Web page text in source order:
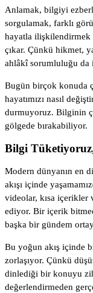
Anlamak, bilgiyi
sorgulamak, farklı
hayatla ilişkilendirmek
çıkar. Çünkü hikmet,
ahlâkî sorumluluğu da
Bugün birçok konuda
hayatımızı nasıl
durmuyoruz. Bilginin
gölgede bırakabiliyor.
Bilgi
Modern dünyanın en
akışı içinde
videolar, kısa
ediyor. Bir içerik
başka bir gündem
Bu yoğun akış içinde
zorlaşıyor. Çünkü
dinlediği bir konuyu
değerlendirmeden